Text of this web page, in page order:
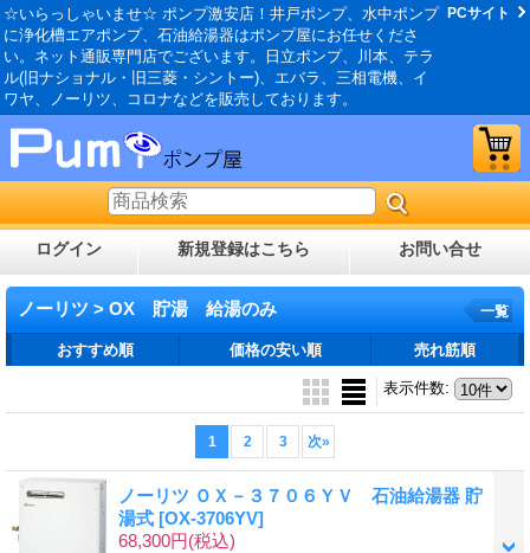
☆いらっしゃいませ☆ ポンプ激安店！井戸ポンプ、水中ポンプ
に浄化槽エアポンプ、石油給湯器はポンプ屋にお任せくださ
い。ネット通販専門店でございます。日立ポンプ、川本、テラ
ル(旧ナショナル・旧三菱・シントー)、エバラ、三相電機、イ
ワヤ、ノーリツ、コロナなどを販売しております。
PCサイト
ログイン 新規登録はこちら お問い合せ
ノーリツ > OX 貯湯 給湯のみ 一覧
おすすめ順 価格の安い順 売れ筋順
表示件数:
1 2 3 次»
ノーリツ ＯＸ－３７０６ＹＶ 石油給湯器 貯
湯式 [OX-3706YV]
68,300円(税込)